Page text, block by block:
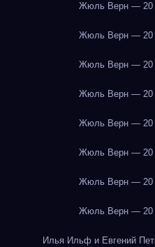
Жюль Верн — 20
Жюль Верн — 20
Жюль Верн — 20
Жюль Верн — 20
Жюль Верн — 20
Жюль Верн — 20
Жюль Верн — 20
Жюль Верн — 20
Илья Ильф и Евгений